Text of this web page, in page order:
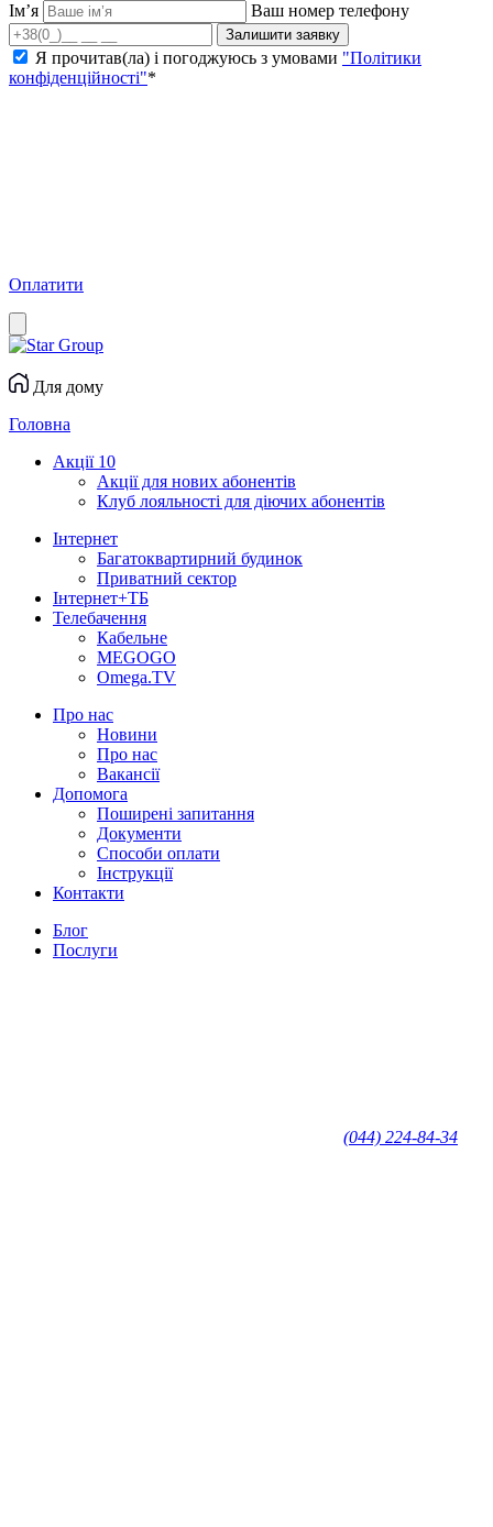
Ім’я Ваш номер телефону
Залишити заявку
Я прочитав(ла) і погоджуюсь з умовами "Політики
конфіденційності"*
Оплатити
Для дому
Головна
Акції 10
Акції для нових абонентів
Клуб лояльності для діючих абонентів
Інтернет
Багатоквартирний будинок
Приватний сектор
Інтернет+ТБ
Телебачення
Кабельне
MEGOGO
Omega.TV
Про нас
Новини
Про нас
Вакансії
Допомога
Поширені запитання
Документи
Способи оплати
Інструкції
Контакти
Блог
Послуги
(044) 224-84-34